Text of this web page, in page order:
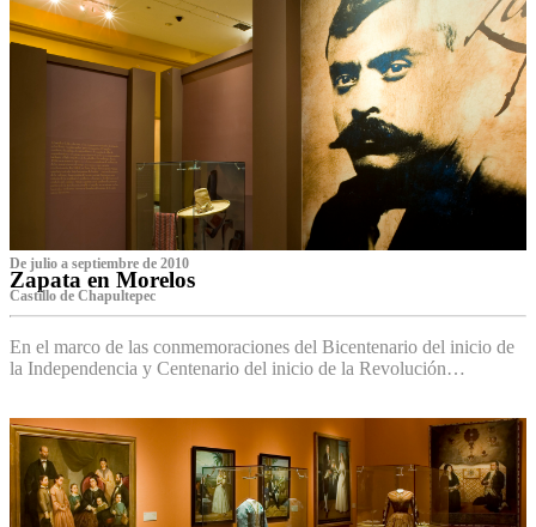
De julio a septiembre de 2010
Zapata en Morelos
Castillo de Chapultepec
En el marco de las conmemoraciones del Bicentenario del inicio de
la Independencia y Centenario del inicio de la Revolución…